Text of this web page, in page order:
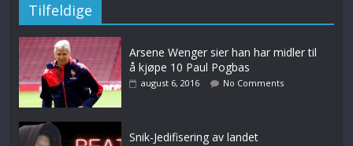
Tilfeldige
Arsene Wenger sier han har midler til
å kjøpe 10 Paul Pogbas
august 6, 2016 No Comments
Snik-Jedifisering av landet